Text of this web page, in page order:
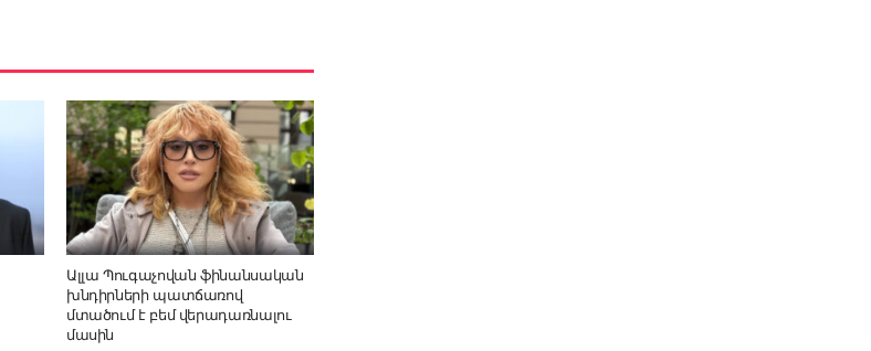
Ալլա Պուգաչովան ֆինանսական
խնդիրների պատճառով
մտածում է բեմ վերադառնալու
մասին